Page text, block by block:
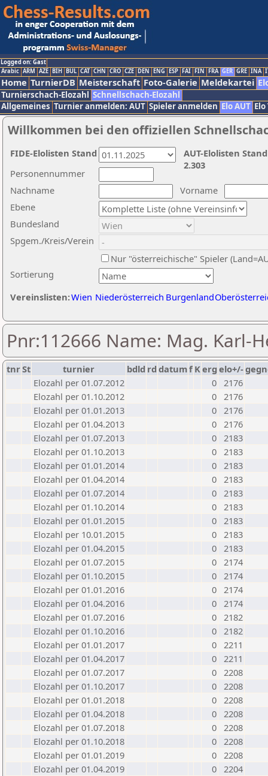
Logged on: Gast
Arabic ARM AZE BIH BUL CAT CHN CRO CZE DEN ENG ESP FAI FIN FRA GER GRE INA
Home TurnierDB Meisterschaft Foto-Galerie Meldekartei
Turnierschach-Elozahl Schnellschach-Elozahl
Allgemeines Turnier anmelden: AUT Spieler anmelden Elo AUT
Willkommen bei den offiziellen
Nachname
Vorname
Ebene
Sortierung
Personennummer
Bundesland
Spgem./Kreis/Verein
Nur "österreichische" Spieler
Vereinslisten:Wien Niederösterreich Burgenland
AUT-Elolisten
2.303
FIDE-Elolisten Stand
Pnr:112666 Name: Mag. Karl-
tnrSt turnier bdld rd datumf Kerg elo+/-
Elozahl per 01.07.2012
0 2176
Elozahl per 01.10.2012
0 2176
Elozahl per 01.01.2013
0 2176
Elozahl per 01.04.2013
0 2176
Elozahl per 01.07.2013
0 2183
Elozahl per 01.10.2013
0 2183
Elozahl per 01.01.2014
0 2183
Elozahl per 01.04.2014
0 2183
Elozahl per 01.07.2014
0 2183
Elozahl per 01.10.2014
0 2183
Elozahl per 01.01.2015
0 2183
Elozahl per 10.01.2015
0 2183
Elozahl per 01.04.2015
0 2183
Elozahl per 01.07.2015
0 2174
Elozahl per 01.10.2015
0 2174
Elozahl per 01.01.2016
0 2174
Elozahl per 01.04.2016
0 2174
Elozahl per 01.07.2016
0 2182
Elozahl per 01.10.2016
0 2182
Elozahl per 01.01.2017
0 2211
Elozahl per 01.04.2017
0 2211
Elozahl per 01.07.2017
0 2208
Elozahl per 01.10.2017
0 2208
Elozahl per 01.01.2018
0 2208
Elozahl per 01.04.2018
0 2208
Elozahl per 01.07.2018
0 2208
Elozahl per 01.10.2018
0 2208
Elozahl per 01.01.2019
0 2208
Elozahl per 01.04.2019
0 2204